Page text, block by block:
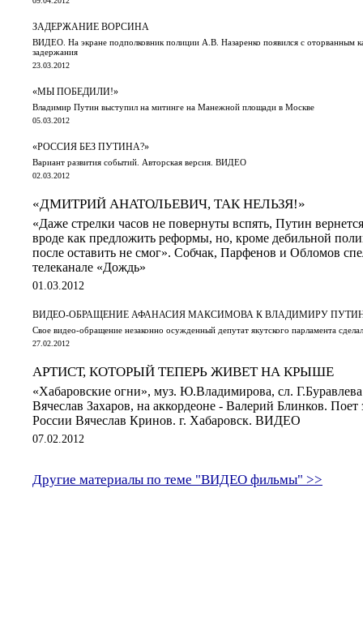
ЗАДЕРЖАНИЕ ВОРСИНА
ВИДЕО. На экране подполковник полиции А.В. Назаренко появился с оторванным
задержания
23.03.2012
«МЫ ПОБЕДИЛИ!»
Владимир Путин выступил на митинге на Манежной площади в Москве
05.03.2012
«РОССИЯ БЕЗ ПУТИНА?»
Вариант развития событий. Авторская версия. ВИДЕО
02.03.2012
«ДМИТРИЙ АНАТОЛЬЕВИЧ, ТАК НЕЛЬЗЯ!»
«Даже стрелки часов не повернуты вспять, Путин
вроде как предложить реформы, но, кроме дебильной
после оставить не смог». Собчак, Парфенов и Обломов
телеканале «Дождь»
01.03.2012
ВИДЕО-ОБРАЩЕНИЕ АФАНАСИЯ МАКСИМОВА К ВЛАДИМИРУ
Свое видео-обращение незаконно осужденный депутат якутского парламента
27.02.2012
АРТИСТ, КОТОРЫЙ ТЕПЕРЬ ЖИВЕТ НА КРЫШЕ
«Хабаровские огни», муз. Ю.Владимирова, сл.
Вячеслав Захаров, на аккордеоне - Валерий Блинков.
России Вячеслав Кринов. г. Хабаровск. ВИДЕО
07.02.2012
Другие материалы по теме "ВИДЕО фильмы" >>